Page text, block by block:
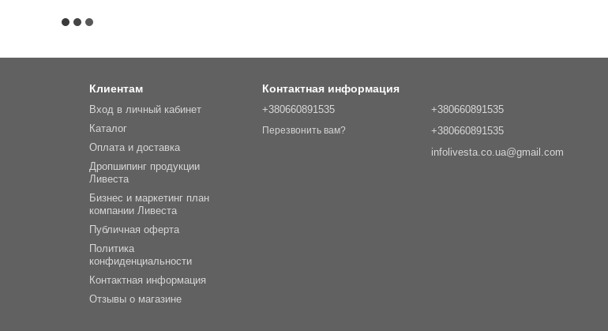
Клиентам
Вход в личный кабинет
Каталог
Оплата и доставка
Дропшипинг продукции
Ливеста
Бизнес и маркетинг план
компании Ливеста
Публичная оферта
Политика
конфиденциальности
Контактная информация
Отзывы о магазине
Контактная информация
+380660891535
Перезвонить вам?
+380660891535
+380660891535
infolivesta.co.ua@gmail.com